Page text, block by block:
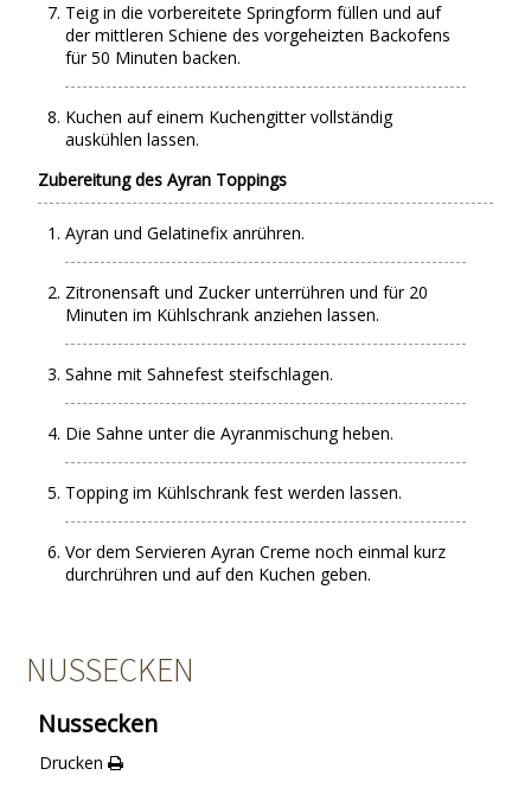
Teig in die vorbereitete Springform füllen und auf
der mittleren Schiene des vorgeheizten Backofens
für 50 Minuten backen.
Kuchen auf einem Kuchengitter vollständig
auskühlen lassen.
Zubereitung des Ayran Toppings
Ayran und Gelatinefix anrühren.
Zitronensaft und Zucker unterrühren und für 20
Minuten im Kühlschrank anziehen lassen.
Sahne mit Sahnefest steifschlagen.
Die Sahne unter die Ayranmischung heben.
Topping im Kühlschrank fest werden lassen.
Vor dem Servieren Ayran Creme noch einmal kurz
durchrühren und auf den Kuchen geben.
NUSSECKEN
Nussecken
Drucken